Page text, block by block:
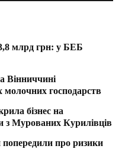
млрд грн: у БЕБ
Вінниччині
господарств
бізнес на
з Мурованих Курилівців
про ризики